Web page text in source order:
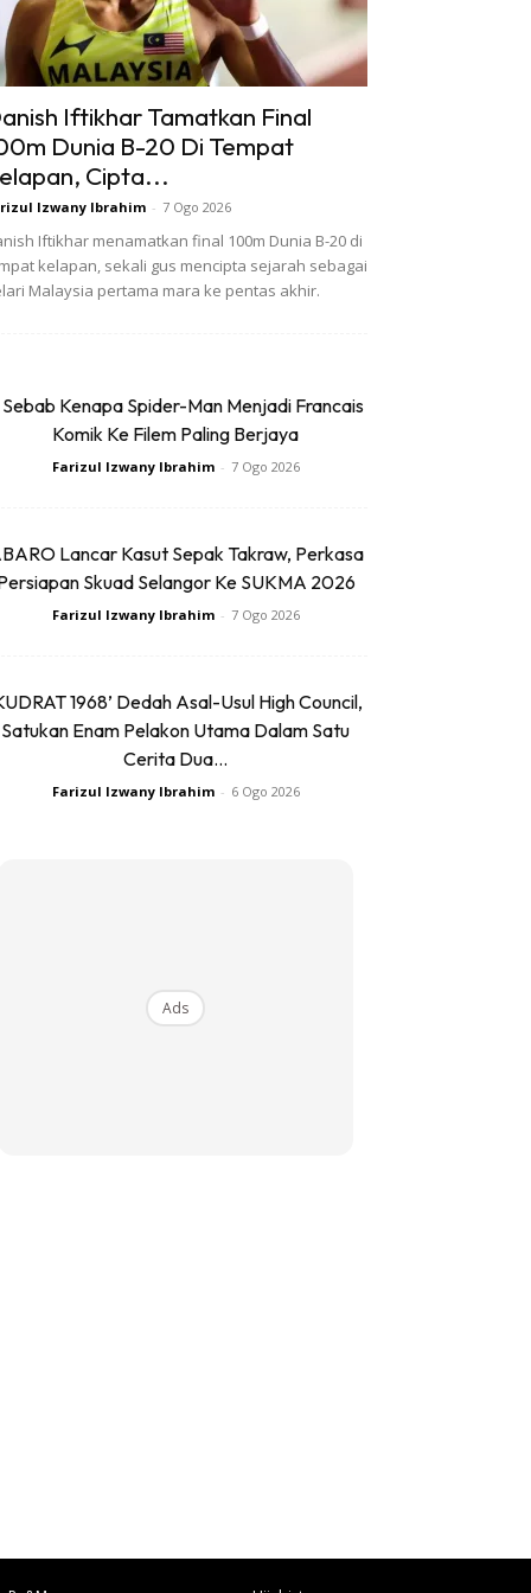
Iftikhar Tamatkan Final
Dunia B-20 Di Tempat
Cipta...
Izwany Ibrahim - 7 Ogo 2026
Iftikhar menamatkan final 100m Dunia B-20 di
kelapan, sekali gus mencipta sejarah sebagai
Malaysia pertama mara ke pentas akhir.
Kenapa Spider-Man Menjadi Francais
Komik Ke Filem Paling Berjaya
Farizul Izwany Ibrahim - 7 Ogo 2026
Lancar Kasut Sepak Takraw, Perkasa
Skuad Selangor Ke SUKMA 2026
Farizul Izwany Ibrahim - 7 Ogo 2026
1968’ Dedah Asal-Usul High Council,
Satukan Enam Pelakon Utama Dalam Satu
Cerita Dua...
Farizul Izwany Ibrahim - 6 Ogo 2026
Ads